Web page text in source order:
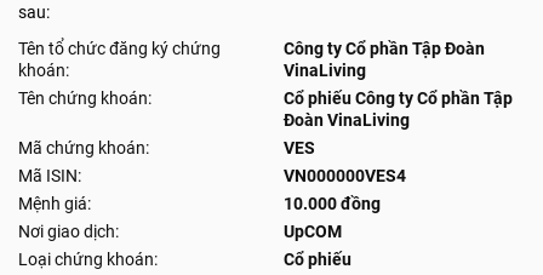
sau:
Tên tổ chức đăng ký chứng
khoán:
Công ty Cổ phần Tập Đoàn
VinaLiving
Tên chứng khoán:
Cổ phiếu Công ty Cổ phần Tập
Đoàn VinaLiving
Mã chứng khoán:
VES
Mã ISIN:
VN000000VES4
Mệnh giá:
10.000 đồng
Nơi giao dịch:
UpCOM
Loại chứng khoán:
Cổ phiếu